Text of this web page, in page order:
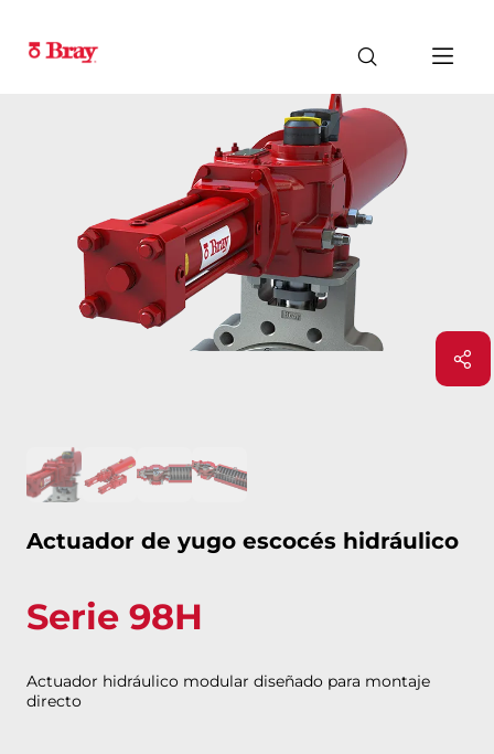
Actuador de yugo escocés hidráulico
Serie 98H
Actuador hidráulico modular diseñado para montaje
directo